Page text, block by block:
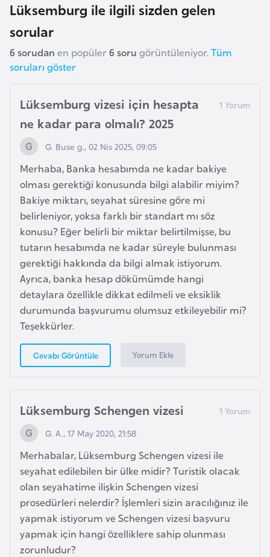
Lüksemburg ile ilgili sizden gelen
sorular
6 sorudan en popüler 6 soru görüntüleniyor.Tüm
soruları göster
Lüksemburg vizesi için hesapta
ne kadar para olmalı? 2025
G. Buse g., 02 Nis 2025, 09:05
Merhaba, Banka hesabımda ne kadar bakiye
olması gerektiği konusunda bilgi alabilir miyim?
Bakiye miktarı, seyahat süresine göre mi
belirleniyor, yoksa farklı bir standart mı söz
konusu? Eğer belirli bir miktar belirtilmişse, bu
tutarın hesabımda ne kadar süreyle bulunması
gerektiği hakkında da bilgi almak istiyorum.
Ayrıca, banka hesap dökümümde hangi
detaylara özellikle dikkat edilmeli ve eksiklik
durumunda başvurumu olumsuz etkileyebilir mi?
Teşekkürler.
Cevabı Görüntüle Yorum Ekle
Lüksemburg Schengen vizesi
G. A., 17 May 2020, 21:58
Merhabalar, Lüksemburg Schengen vizesi ile
seyahat edilebilen bir ülke midir? Turistik olacak
olan seyahatime ilişkin Schengen vizesi
prosedürleri nelerdir? İşlemleri sizin aracılığınız ile
yapmak istiyorum ve Schengen vizesi başvuru
yapmak için hangi özelliklere sahip olunması
zorunludur?
r
i
e
C
e
a
y
i
r
C
i
b
u
t
i
n
D
a
n
i
m
a
r
k